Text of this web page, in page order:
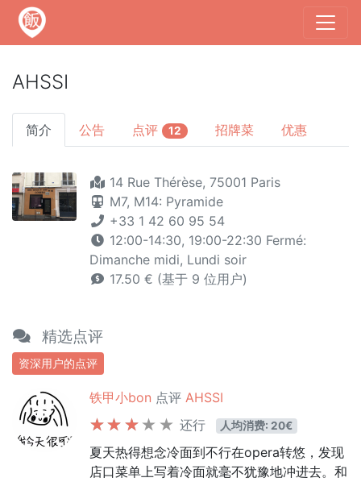
AHSSI
简介 公告 点评 12 招牌菜 优惠
14 Rue Thérèse, 75001 Paris
M7, M14: Pyramide
+33 1 42 60 95 54
12:00-14:30, 19:00-22:30 Fermé:
Dimanche midi, Lundi soir
17.50 € (基于 9 位用户)
精选点评
资深用户的点评
铁甲小bon 点评 AHSSI
还行
人均消费: 20€
夏天热得想念冷面到不行在opera转悠，发现
店口菜单上写着冷面就毫不犹豫地冲进去。和